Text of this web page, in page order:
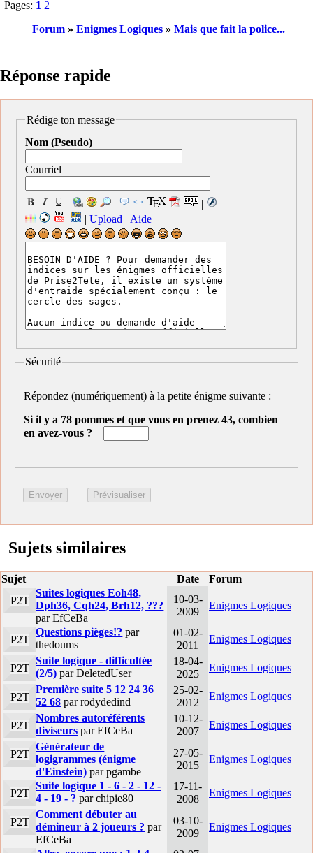
Pages: 1 2
Forum » Enigmes Logiques » Mais que fait la police...
Réponse rapide
Rédige ton message
Nom (Pseudo)
Courriel
| |
|
| Upload | Aide
Sécurité
Répondez (numériquement) à la petite énigme suivante :
Si il y a 78 pommes et que vous en prenez 43, combien
en avez-vous ?
Sujets similaires
Sujet Date
Forum
P2T
Suites logiques Eoh48,
Dph36, Cqh24, Brh12, ???
par EfCeBa
10-03-
2009
Enigmes Logiques
P2T
Questions pièges!? par
thedoums
01-02-
2011
Enigmes Logiques
P2T
Suite logique - difficultée
(2/5) par DeletedUser
18-04-
2025
Enigmes Logiques
P2T
Première suite 5 12 24 36
52 68 par rodydedind
25-02-
2012
Enigmes Logiques
P2T
Nombres autoréférents
diviseurs par EfCeBa
10-12-
2007
Enigmes Logiques
P2T
Générateur de
logigrammes (énigme
d'Einstein) par pgambe
27-05-
2015
Enigmes Logiques
P2T
Suite logique 1 - 6 - 2 - 12 -
4 - 19 - ? par chipie80
17-11-
2008
Enigmes Logiques
P2T
Comment débuter au
démineur à 2 joueurs ? par
EfCeBa
03-10-
2009
Enigmes Logiques